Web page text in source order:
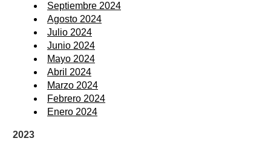
Septiembre 2024
Agosto 2024
Julio 2024
Junio 2024
Mayo 2024
Abril 2024
Marzo 2024
Febrero 2024
Enero 2024
2023